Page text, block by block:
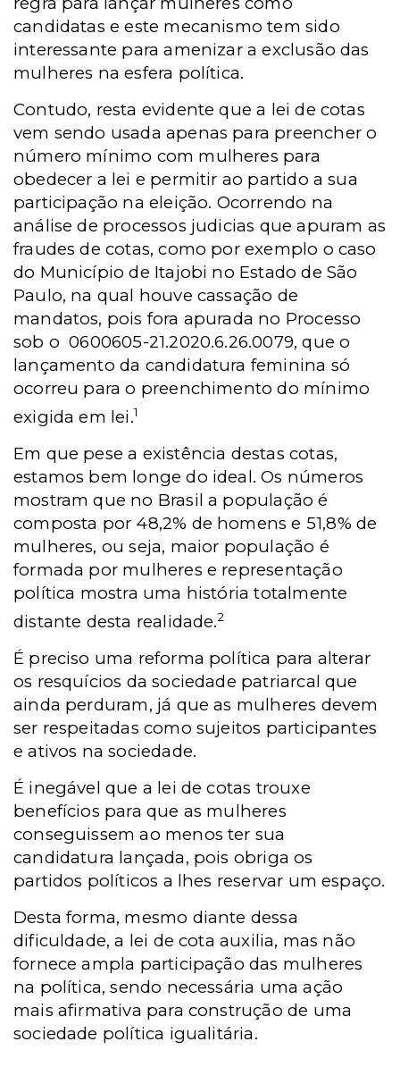
candidatas e este mecanismo tem sido
interessante para amenizar a exclusão das
mulheres na esfera política.
Contudo, resta evidente que a lei de cotas
vem sendo usada apenas para preencher o
número mínimo com mulheres para
obedecer a lei e permitir ao partido a sua
participação na eleição. Ocorrendo na
análise de processos judicias que apuram as
fraudes de cotas, como por exemplo o caso
do Município de Itajobi no Estado de São
Paulo, na qual houve cassação de
mandatos, pois fora apurada no Processo
sob o 0600605-21.2020.6.26.0079, que o
lançamento da candidatura feminina só
ocorreu para o preenchimento do mínimo
exigida em lei.1
Em que pese a existência destas cotas,
estamos bem longe do ideal. Os números
mostram que no Brasil a população é
composta por 48,2% de homens e 51,8% de
mulheres, ou seja, maior população é
formada por mulheres e representação
política mostra uma história totalmente
distante desta realidade.2
É preciso uma reforma política para alterar
os resquícios da sociedade patriarcal que
ainda perduram, já que as mulheres devem
ser respeitadas como sujeitos participantes
e ativos na sociedade.
É inegável que a lei de cotas trouxe
benefícios para que as mulheres
conseguissem ao menos ter sua
candidatura lançada, pois obriga os
partidos políticos a lhes reservar um espaço.
Desta forma, mesmo diante dessa
dificuldade, a lei de cota auxilia, mas não
fornece ampla participação das mulheres
na política, sendo necessária uma ação
mais afirmativa para construção de uma
sociedade política igualitária.